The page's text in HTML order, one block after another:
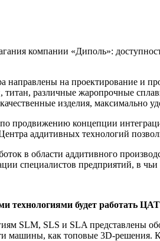
компании «Диполь»:
на проектирование и
титан, различные жаропрочные
изделия, максимально
продвижению концепции
аддитивных технологий
в области аддитивного
специалистов предприятий, в
будет работать
SLM, SLS и SLA представлены
как топовые 3D-решения.